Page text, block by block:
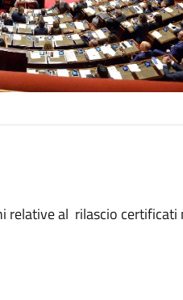
relative al rilascio